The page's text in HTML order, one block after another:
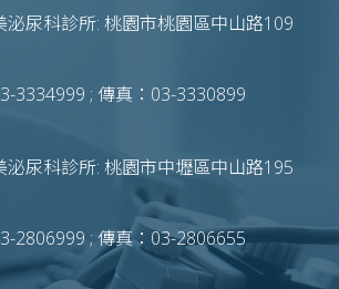
泌尿科診所: 桃園市桃園區中山路109
3334999 ; 傳真：03-3330899
泌尿科診所: 桃園市中壢區中山路195
2806999 ; 傳真：03-2806655